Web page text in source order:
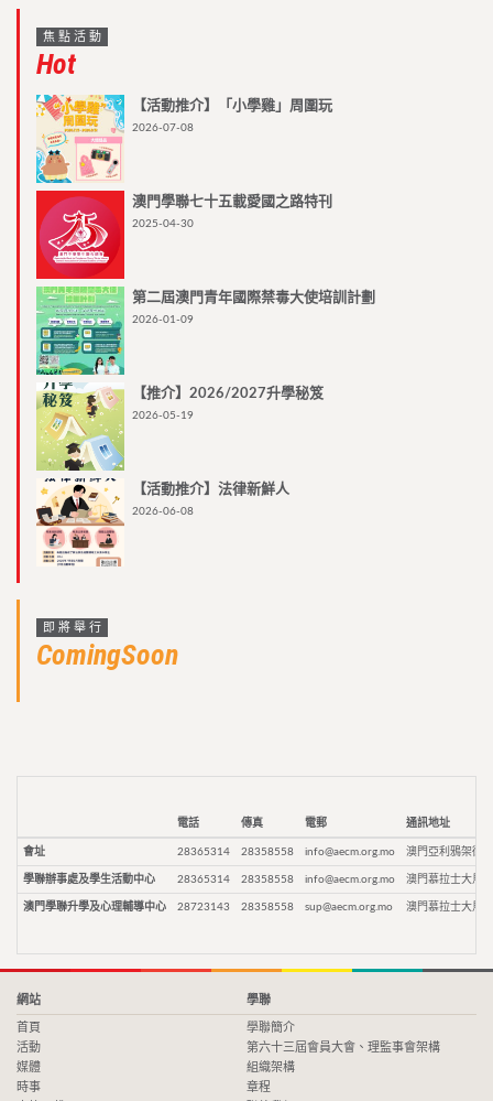
焦點活動
Hot
【活動推介】「小學雞」周圍玩
2026-07-08
澳門學聯七十五載愛國之路特刊
2025-04-30
第二屆澳門青年國際禁毒大使培訓計劃
2026-01-09
【推介】2026/2027升學秘笈
2026-05-19
【活動推介】法律新鮮人
2026-06-08
即將舉行
ComingSoon
電話 傳真 電郵 通訊地址
會址 28365314 28358558 info@aecm.org.mo 澳門亞利鴉架街9
學聯辦事處及學生活動中心 28365314 28358558 info@aecm.org.mo 澳門慕拉士大馬
澳門學聯升學及心理輔導中心 28723143 28358558 sup@aecm.org.mo 澳門慕拉士大馬
網站
首頁
活動
媒體
時事
學聯
學聯簡介
第六十三屆會員大會、理監事會架構
組織架構
章程